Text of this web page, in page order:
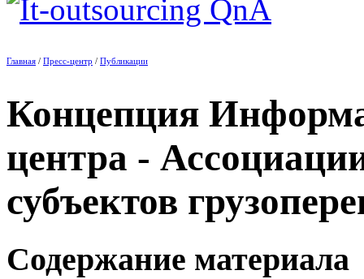
Главная / Пресс-центр / Публикации
Концепция
центра -
субъектов
Содержание материала